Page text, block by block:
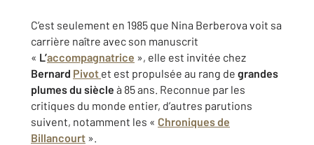
C’est seulement en 1985 que Nina Berberova voit sa
carrière naître avec son manuscrit
« L’accompagnatrice », elle est invitée chez
Bernard Pivot et est propulsée au rang de grandes
plumes du siècle à 85 ans. Reconnue par les
critiques du monde entier, d’autres parutions
suivent, notamment les « Chroniques de
Billancourt ».